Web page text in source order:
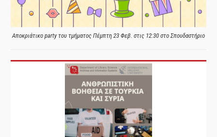
Αποκριάτικο party του τμήματος Πέμπτη 23 Φεβ. στις 12:30 στο Σπουδαστήριο